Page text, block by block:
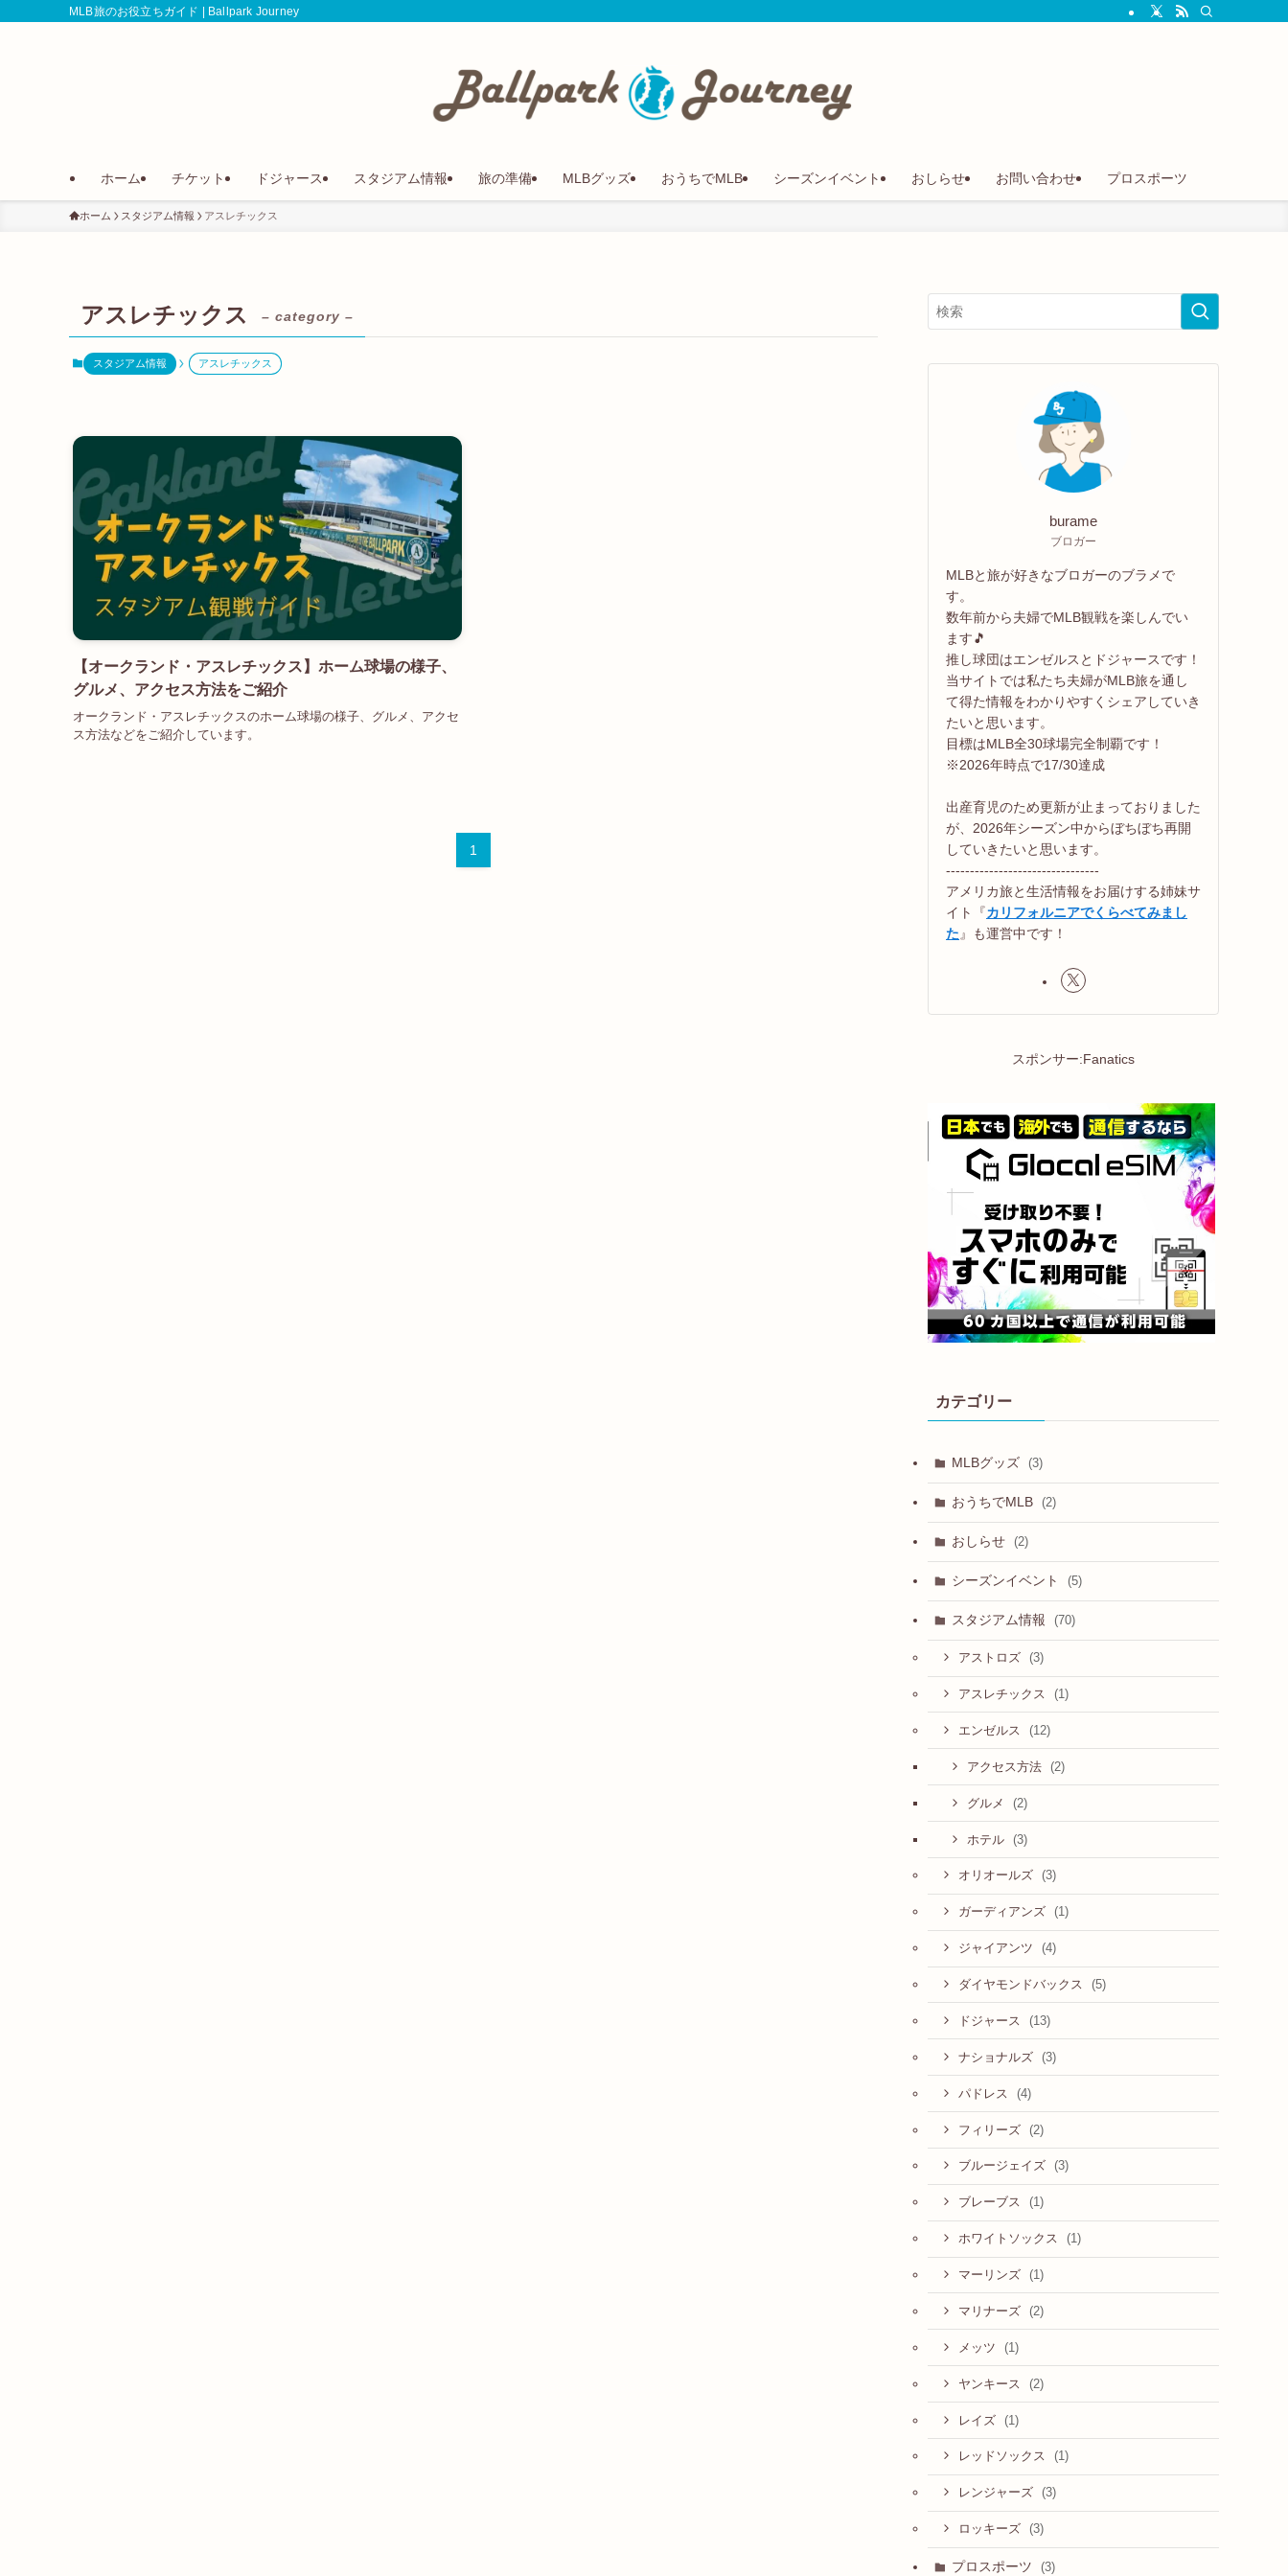
MLB旅のお役立ちガイド | Ballpark Journey
ホーム チケット ドジャース スタジアム情報 旅の準備 MLBグッズ おうちでMLB シーズンイベント おしらせ お問い合わせ プロスポーツ
ホーム スタジアム情報 アスレチックス
アスレチックス – category –
スタジアム情報 アスレチックス
【オークランド・アスレチックス】ホーム球場の様子、
グルメ、アクセス方法をご紹介
オークランド・アスレチックスのホーム球場の様子、グルメ、アクセ
ス方法などをご紹介しています。
1
burame
ブロガー
MLBと旅が好きなブロガーのブラメで
す。
数年前から夫婦でMLB観戦を楽しんでい
ます🎵
推し球団はエンゼルスとドジャースです！
当サイトでは私たち夫婦がMLB旅を通し
て得た情報をわかりやすくシェアしていき
たいと思います。
目標はMLB全30球場完全制覇です！
※2026年時点で17/30達成
出産育児のため更新が止まっておりました
が、2026年シーズン中からぼちぼち再開
していきたいと思います。
--------------------------------
アメリカ旅と生活情報をお届けする姉妹サ
イト『カリフォルニアでくらべてみまし
た 』も運営中です！
スポンサー:Fanatics
カテゴリー
MLBグッズ (3)
おうちでMLB (2)
おしらせ (2)
シーズンイベント (5)
スタジアム情報 (70)
アストロズ (3)
アスレチックス (1)
エンゼルス (12)
アクセス方法 (2)
グルメ (2)
ホテル (3)
オリオールズ (3)
ガーディアンズ (1)
ジャイアンツ (4)
ダイヤモンドバックス (5)
ドジャース (13)
ナショナルズ (3)
パドレス (4)
フィリーズ (2)
ブルージェイズ (3)
ブレーブス (1)
ホワイトソックス (1)
マーリンズ (1)
マリナーズ (2)
メッツ (1)
ヤンキース (2)
レイズ (1)
レッドソックス (1)
レンジャーズ (3)
ロッキーズ (3)
プロスポーツ (3)